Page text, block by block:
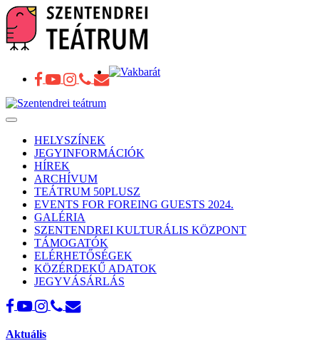
Toggle
navigationHELYSZÍNEK
JEGYINFORMÁCIÓK
HÍREK
ARCHÍVUM
TEÁTRUM 50PLUSZ
EVENTS FOR FOREING GUESTS 2024.
GALÉRIA
SZENTENDREI KULTURÁLIS KÖZPONT
TÁMOGATÓK
ELÉRHETŐSÉGEK
KÖZÉRDEKŰ ADATOK
JEGYVÁSÁRLÁS
Aktuális